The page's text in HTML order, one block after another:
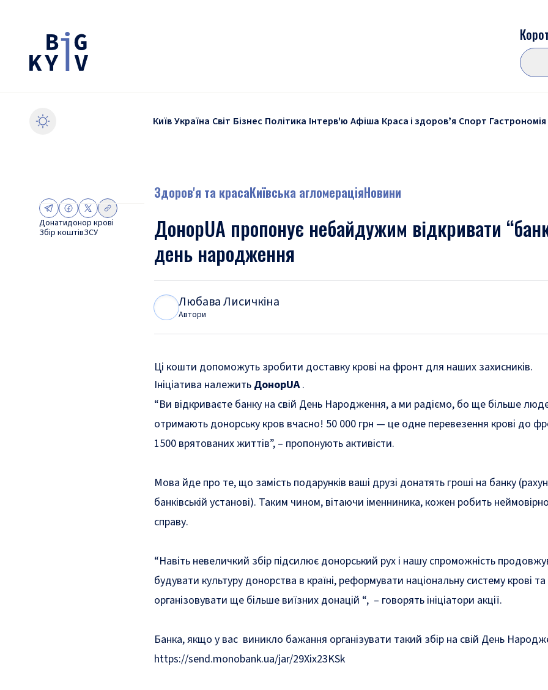
КиївУкраїна Світ Бізнес Політика Інтерв'ю Афіша Краса і здоровʼя Спорт Гастрономія
Донатидонор крові
Збір коштівЗСУ
Здоров'я та красаКиївська агломераціяНовини
ДонорUA пропонує небайдужим відкривати
день народження
Любава Лисичкіна
Автори
Ці кошти допоможуть зробити доставку крові на фронт для наших захисників.
Ініціатива належить ДонорUA.
“Ви відкриваєте банку на свій День Народження, а ми радіємо, бо ще більше
отримають донорську кров вчасно! 50 000 грн — це одне перевезення крові до
1500 врятованих життів”, – пропонують активісти.
Мова йде про те, що замість подарунків ваші друзі донатять гроші на банку
банківській установі). Таким чином, вітаючи іменниника, кожен робить
справу.
“Навіть невеличкий збір підсилює донорський рух і нашу спроможність
будувати культуру донорства в країні, реформувати національну систему крові та
організовувати ще більше виїзних донацій “, – говорять ініціатори акції.
Банка, якщо у вас виникло бажання організувати такий збір на свій День
https://send.monobank.ua/jar/29Xix23KSk